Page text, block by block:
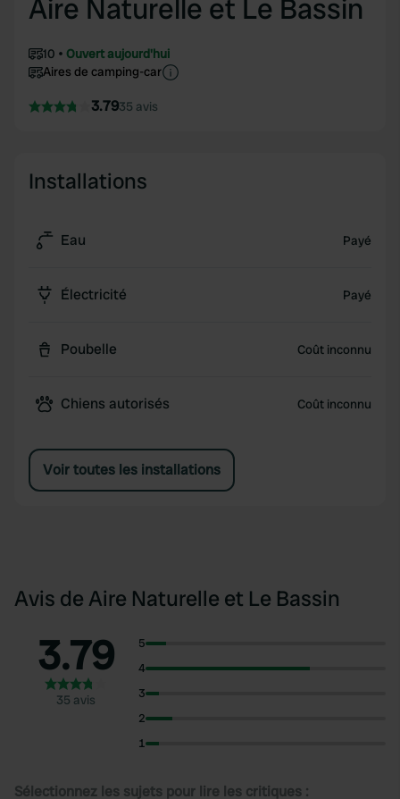
Aire Naturelle et Le Bassin
10
Ouvert aujourd'hui
Aires de camping-car
3.7935 avis
Installations
Eau Payé
Électricité Payé
Poubelle Coût inconnu
Chiens autorisés Coût inconnu
Voir toutes les installations
Avis de Aire Naturelle et Le Bassin
3.79
35 avis
5
4
3
2
1
Sélectionnez les sujets pour lire les critiques :